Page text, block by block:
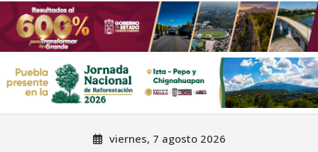
viernes, 7 agosto 2026